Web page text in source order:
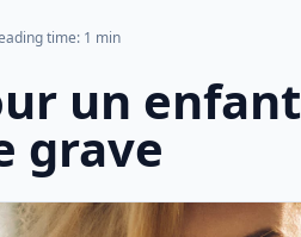
time: 1 min
un
grave